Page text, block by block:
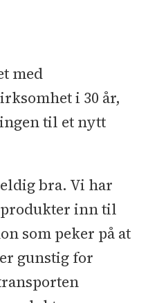
med
i 30 år,
til et nytt
bra. Vi har
inn til
som peker på at
gunstig for